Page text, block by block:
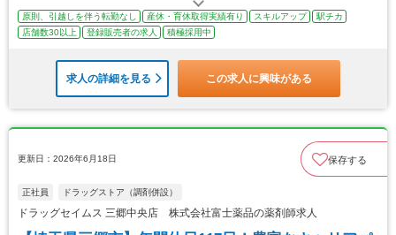
原則、引越しを伴う転勤なし 産休・育休取得実績有り スキルアップ
駅チカ
店舗数30以上
登録販売者の求人 積極採用中
求人の詳細を見る この求人に興味がある
更新日：2026年6月18日 保存する
正社員 ドラッグストア（調剤併設）
ドラッグセイムス 三郷中央店 株式会社富士薬品の薬剤師求人